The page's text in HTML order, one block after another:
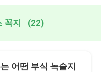
꼭지 (22)
어떤 부식 녹슬지